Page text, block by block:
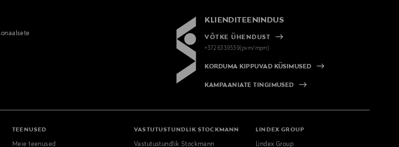
KLIENDITEENINDUS
VÕTKE ÜHENDUST
+372 6339539(pvm/mpm)
KORDUMA KIPPUVAD KÜSIMUSED
KAMPAANIATE TINGIMUSED
TEENUSED
Meie teenused
VASTUTUSTUNDLIK STOCKMANN
Vastutustundlik Stockmann
LINDEX GROUP
Lindex Group